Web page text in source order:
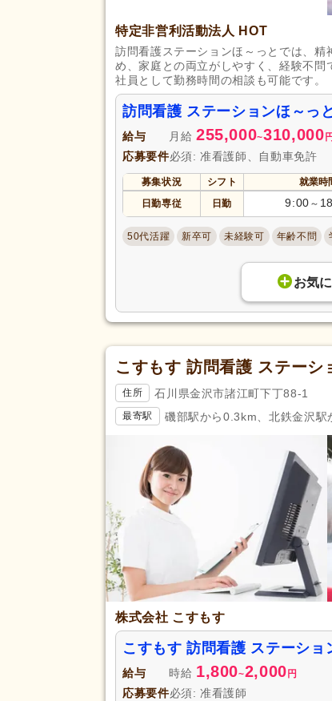
給与・手当
福利厚生
復職支援あり
住宅手当(204)
人事評価制度あり(1,376)
再雇用制度あり(507)
アクセス
駅近
特定非営利活動法人 HOT
訪問看護ステーションほ～っとでは、
め、家庭との両立がしやすく、経験不
社員として勤務時間の相談も可能です。
訪問看護 ステーションほ～っ
給与 月給 255,000~310,000 円
応募要件必須: 准看護師、自動車免許
募集状況 シフト 就業時
日勤専従
日勤 9:00 ～
50代活躍 新卒可 未経験可 年齢不問
お気
こすもす 訪問看護 ステーシ
住所 石川県金沢市諸江町下丁88-1
最寄駅 磯部駅から0.3km、北鉄金沢
株式会社 こすもす
こすもす 訪問看護 ステーシ
給与 時給 1,800~2,000 円
応募要件必須: 准看護師